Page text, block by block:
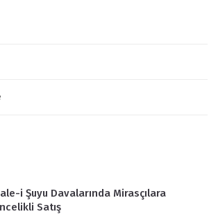
i Şuyu Davalarında Mirasçılara
Satış